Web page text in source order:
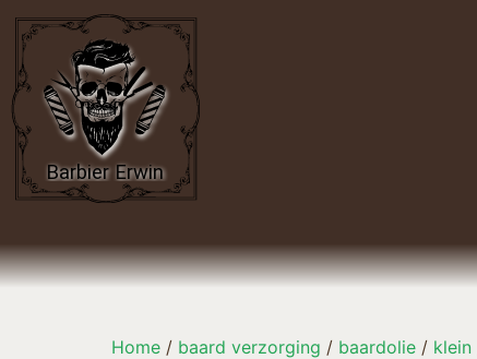
Home / baard verzorging / baardolie / klein